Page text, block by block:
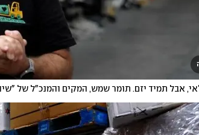
אבל תמיד יזם. תומר שמש, המקים והמנכ"ל של